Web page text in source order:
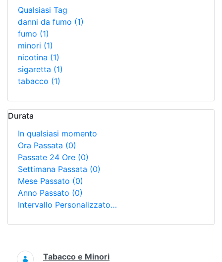
Qualsiasi Tag
danni da fumo (1)
fumo (1)
minori (1)
nicotina (1)
sigaretta (1)
tabacco (1)
Durata
In qualsiasi momento
Ora Passata (0)
Passate 24 Ore (0)
Settimana Passata (0)
Mese Passato (0)
Anno Passato (0)
Intervallo Personalizzato…
Ricerca
Tabacco e Minori